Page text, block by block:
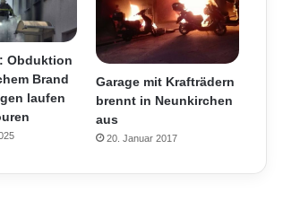
Obduktion
Brand
laufen
Garage mit Krafträdern
brennt in Neunkirchen
aus
20. Januar 2017